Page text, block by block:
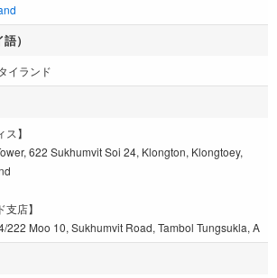
）
イランド
】
622 Sukhumvit Soi 24, Klongton, Klongtoey,
店】
222 Moo 10, Sukhumvit Road, Tambol Tungsukla, A